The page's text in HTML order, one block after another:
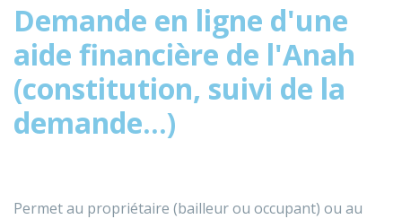
Demande en ligne d'une
aide financière de l'Anah
(constitution, suivi de la
demande...)
Permet au propriétaire (bailleur ou occupant) ou au